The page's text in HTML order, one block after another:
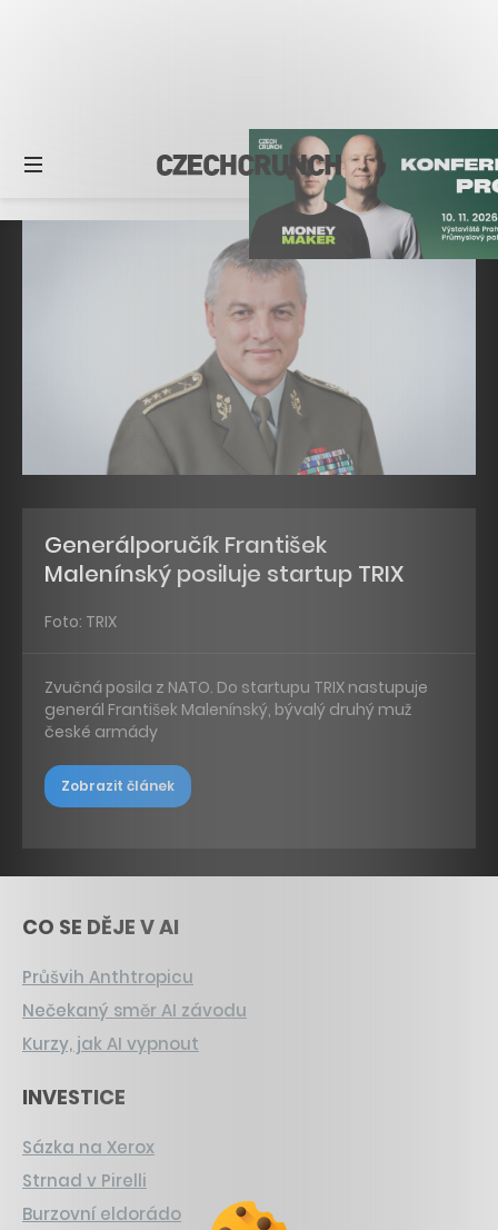
Generálporučík František
Malenínský posiluje startup TRIX
Foto: TRIX
Zvučná posila z NATO. Do startupu TRIX nastupuje
generál František Malenínský, bývalý druhý muž
české armády
Zobrazit článek
CO SE DĚJE V AI
Průšvih Anthtropicu
Nečekaný směr AI závodu
Kurzy, jak AI vypnout
INVESTICE
Sázka na Xerox
Strnad v Pirelli
Burzovní eldorádo